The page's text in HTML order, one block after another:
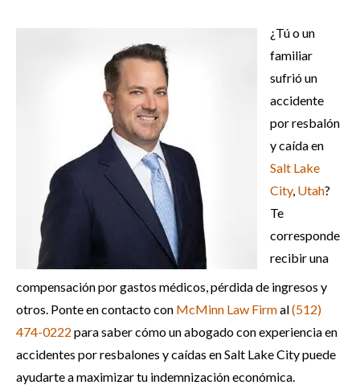
¿Tú o un
familiar
sufrió un
accidente
por resbalón
y caída en
Salt Lake
City, Utah?
Te
corresponde
recibir una
compensación por gastos médicos, pérdida de ingresos y
otros. Ponte en contacto con McMinn Law Firmal(512)
474-0222 para saber cómo un abogado con experiencia en
accidentes por resbalones y caídas en Salt Lake City puede
ayudarte a maximizar tu indemnización económica.